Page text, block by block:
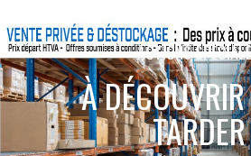
ACTIONS
À
TARDER